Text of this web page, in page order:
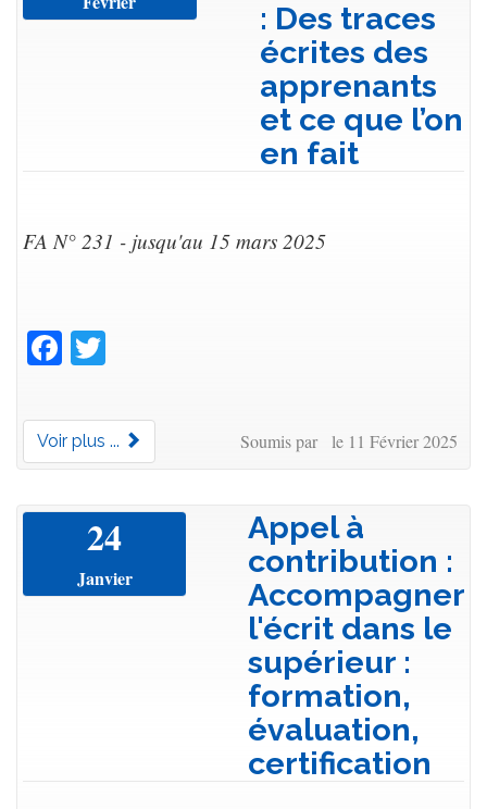
: Des traces
écrites des
apprenants
et ce que l’on
en fait
FA N° 231 - jusqu'au 15 mars 2025
Facebook
Voir plus ... Soumis par le 11 Février 2025
24
Janvier
Appel à
contribution :
Accompagner
l'écrit dans le
supérieur :
formation,
évaluation,
certification